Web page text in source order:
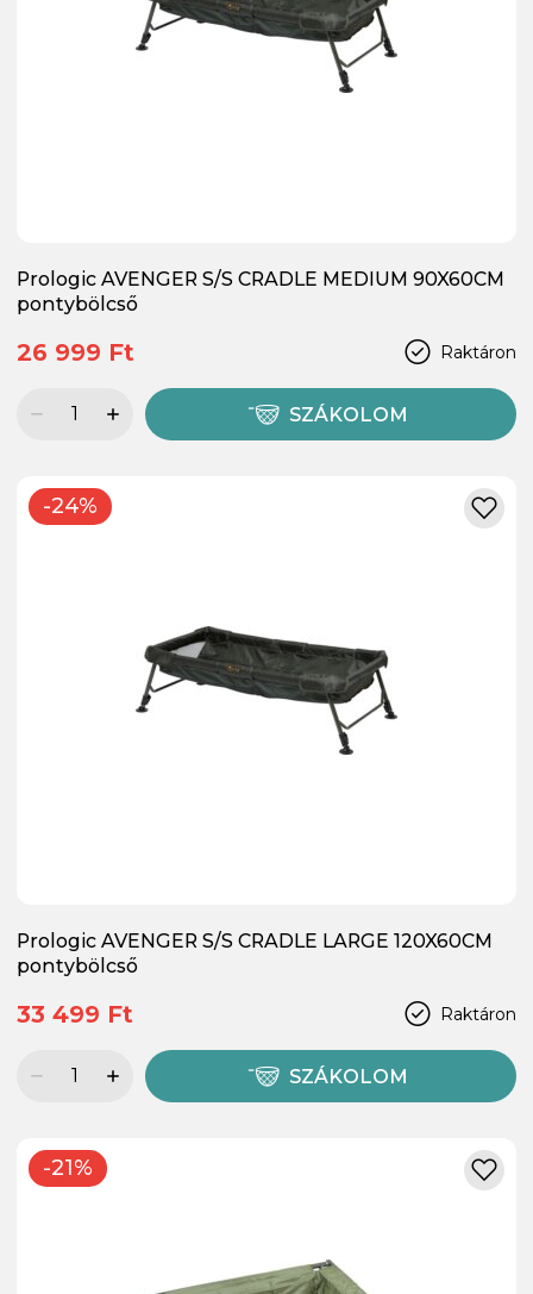
Prologic AVENGER S/S CRADLE MEDIUM 90X60CM
pontybölcső
Raktáron
26 999 Ft
SZÁKOLOM
-24%
Prologic AVENGER S/S CRADLE LARGE 120X60CM
pontybölcső
Raktáron
33 499 Ft
SZÁKOLOM
-21%